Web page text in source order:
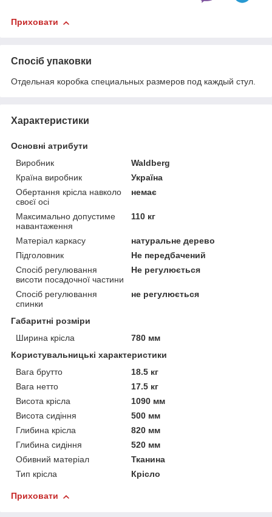
Приховати
Спосіб упаковки
Отдельная коробка специальных размеров под каждый стул.
Характеристики
Основні атрибути
Виробник
Waldberg
Країна виробник
Україна
Обертання крісла навколо
своєї осі
немає
Максимально допустиме
навантаження
110 кг
Матеріал каркасу
натуральне дерево
Підголовник
Не передбачений
Спосіб регулювання
висоти посадочної частини
Не регулюється
Спосіб регулювання
спинки
не регулюється
Габаритні розміри
Ширина крісла
780 мм
Користувальницькі характеристики
Вага брутто
18.5 кг
Вага нетто
17.5 кг
Висота крісла
1090 мм
Висота сидіння
500 мм
Глибина крісла
820 мм
Глибина сидіння
520 мм
Обивний матеріал
Тканина
Тип крісла
Крісло
Приховати